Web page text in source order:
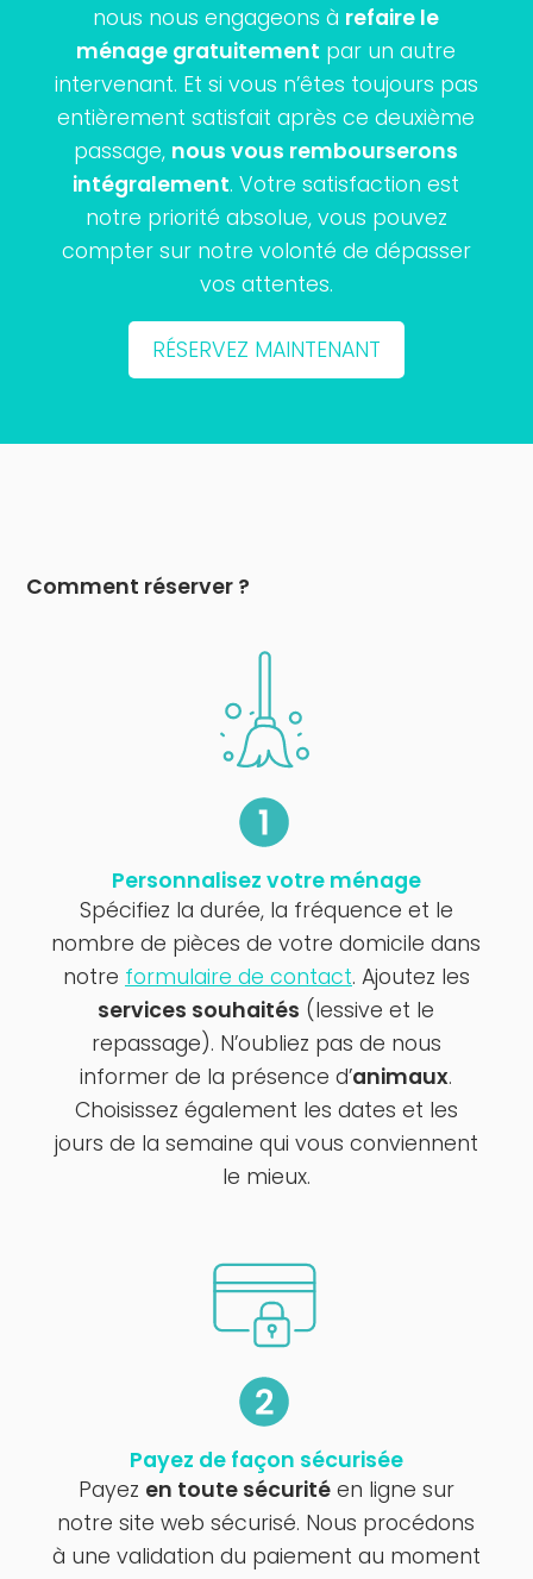
nous nous engageons à refaire le
ménage gratuitement par un autre
intervenant. Et si vous n’êtes toujours pas
entièrement satisfait après ce deuxième
passage, nous vous rembourserons
intégralement. Votre satisfaction est
notre priorité absolue, vous pouvez
compter sur notre volonté de dépasser
vos attentes.
RÉSERVEZ MAINTENANT
Comment réserver ?
Personnalisez votre ménage
Spécifiez la durée, la fréquence et le
nombre de pièces de votre domicile dans
notre formulaire de contact. Ajoutez les
services souhaités (lessive et le
repassage). N’oubliez pas de nous
informer de la présence d’animaux.
Choisissez également les dates et les
jours de la semaine qui vous conviennent
le mieux.
Payez de façon sécurisée
Payez en toute sécuritéen ligne sur
notre site web sécurisé. Nous procédons
à une validation du paiement au moment